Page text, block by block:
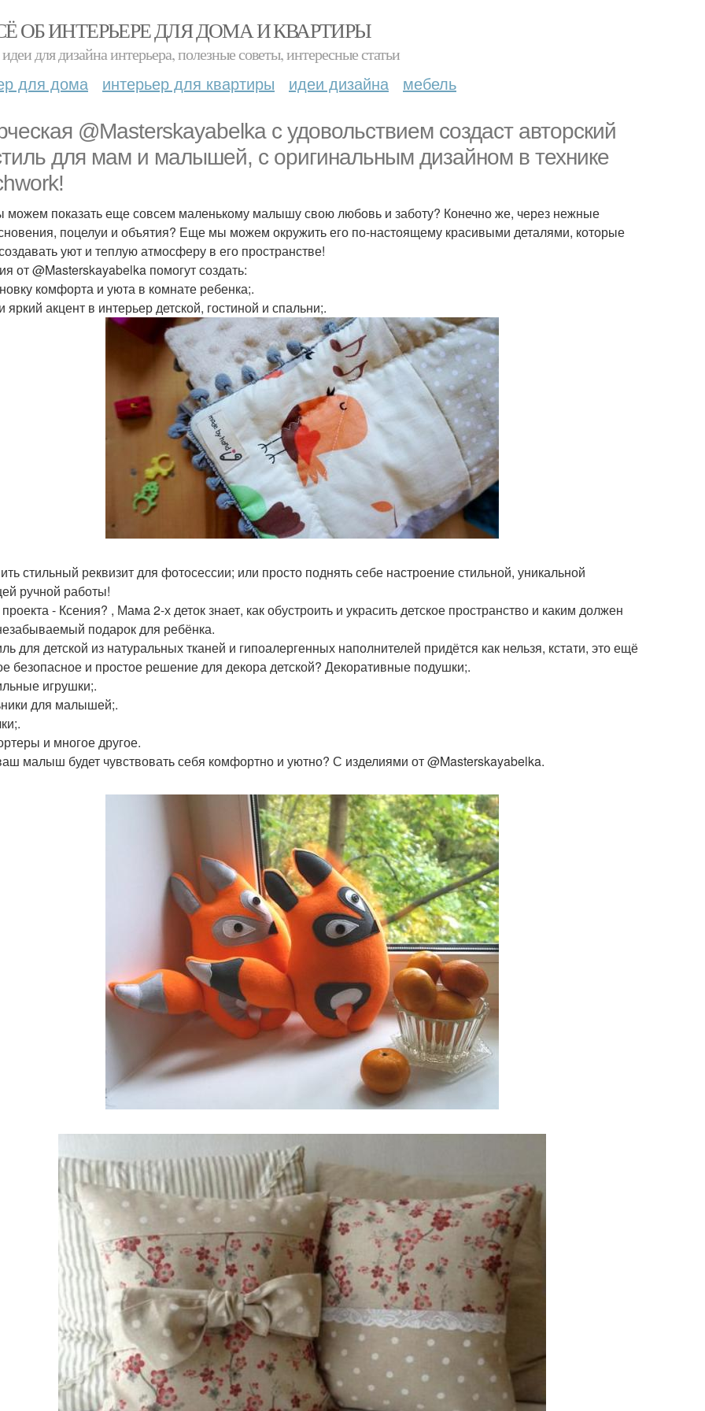
ОБ ИНТЕРЬЕРЕ ДЛЯ ДОМА И КВАРТИРЫ
для дизайна интерьера, полезные советы, интересные статьи
для дома интерьер для квартиры идеи дизайна мебель
@Masterskayabelka с удовольствием cоздаст авторский
для мам и малышей, с оригинальным дизайном в технике
можем показать еще совсем маленькому малышу свою любовь и заботу? Конечно же, через нежные
поцелуи и объятия? Еще мы можем окружить его по-настоящему красивыми деталями, которые
уют и теплую атмосферу в его пространстве!
от @Masterskayabelka помогут создать:
комфорта и уюта в комнате ребенка;.
яркий акцент в интерьер детской, гостиной и спальни;.
стильный реквизит для фотосессии; или просто поднять себе настроение стильной, уникальной
ручной работы!
- Ксения? , Мама 2-х деток знает, как обустроить и украсить детское пространство и каким должен
подарок для ребёнка.
для детской из натуральных тканей и гипоалергенных наполнителей придётся как нельзя, кстати, это ещё
безопасное и простое решение для декора детской? Декоративные подушки;.
игрушки;.
для малышей;.
и многое другое.
малыш будет чувствовать себя комфортно и уютно? С изделиями от @Masterskayabelka.